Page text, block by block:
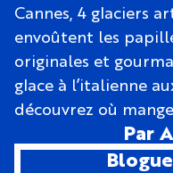
Cannes, 4 glaciers
envoûtent les
originales et
glace à l’italienne
découvrez où
Par